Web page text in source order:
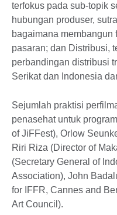
terfokus pada sub-topik
hubungan produser,
bagaimana membangun
pasaran; dan Distribusi,
perbandingan distribusi
Serikat dan Indonesia
Sejumlah praktisi
penasehat untuk
of JiFFest), Orlow
Riri Riza (Director of
(Secretary General of
Association), John
for IFFR, Cannes and
Art Council).